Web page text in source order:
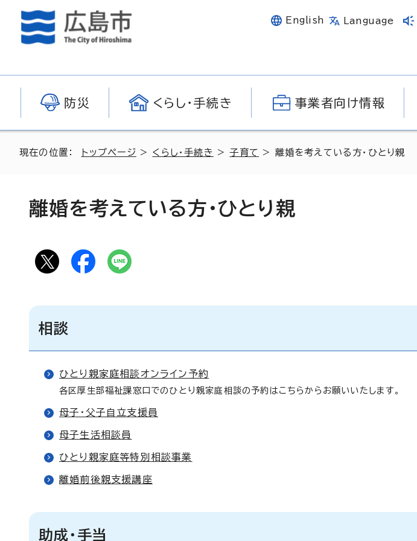
English Language
防災 くらし・手続き 事業者向け情報
現在の位置： トップページ > くらし・手続き >子育て > 離婚を考えている方・ひとり親
離婚を考えている方・ひとり親
相談
ひとり親家庭相談オンライン予約
各区厚生部福祉課窓口でのひとり親家庭相談の予約はこちらからお願いいたします。
母子・父子自立支援員
母子生活相談員
ひとり親家庭等特別相談事業
離婚前後親支援講座
助成・手当